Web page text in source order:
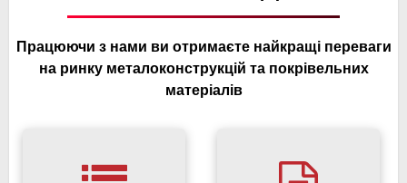
Звернувшись до нас, ви вирішите питання пошуку
проєктів, гарантуючи якість та надійність робіт.
Дізнатись вартість послуг, отримати консультацію та
онлайн-заявку на сайті.
Працюючи з нами ви отримаєте найкращі переваги
на ринку металоконструкцій та покрівельних
матеріалів